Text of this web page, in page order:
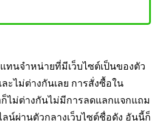
ทนจำหน่ายที่มีเว็บไซต์เป็นของตัว
ะไม่ต่างกันเลย การสั่งซื้อใน
ไม่ต่างกันไม่มีการลดแลกแจกแถม
น์ผ่านตัวกลางเว็บไซต์ชื่อดัง อันนี้ก็